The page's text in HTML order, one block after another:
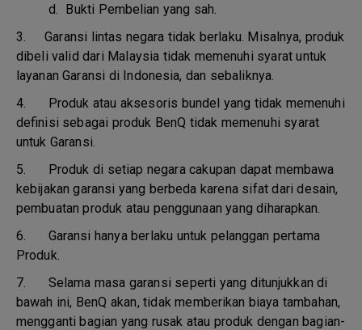
d. Bukti Pembelian yang sah.
3.Garansi lintas negara tidak berlaku. Misalnya, produk
dibeli valid dari Malaysia tidak memenuhi syarat untuk
layanan Garansi di Indonesia, dan sebaliknya.
4. Produk atau aksesoris bundel yang tidak memenuhi
definisi sebagai produk BenQ tidak memenuhi syarat
untuk Garansi.
5. Produk di setiap negara cakupan dapat membawa
kebijakan garansi yang berbeda karena sifat dari desain,
pembuatan produk atau penggunaan yang diharapkan.
6. Garansi hanya berlaku untuk pelanggan pertama
Produk.
7. Selama masa garansi seperti yang ditunjukkan di
bawah ini, BenQ akan, tidak memberikan biaya tambahan,
mengganti bagian yang rusak atau produk dengan bagian-